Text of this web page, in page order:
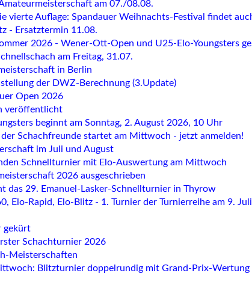
am 07./08.08.
vierte Auflage: Spandauer Weihnachts-Festival findet
- Ersatztermin 11.08.
2026 - Wener-Ott-Open und U25-Elo-Youngsters
am Freitag, 31.07.
in Berlin
der DWZ-Berechnung (3.Update)
Open 2026
veröffentlicht
beginnt am Sonntag, 2. August 2026, 10 Uhr
Schachfreunde startet am Mittwoch - jetzt anmelden!
im Juli und August
Schnellturnier mit Elo-Auswertung am Mittwoch
2026 ausgeschrieben
das 29. Emanuel-Lasker-Schnellturnier in Thyrow
Elo-Rapid, Elo-Blitz - 1. Turnier der Turnierreihe am 9.
gekürt
Schachturnier 2026
Meisterschaften
Blitzturnier doppelrundig mit Grand-Prix-Wertung